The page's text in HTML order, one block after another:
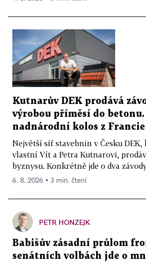
Kutnarův DEK prodává
výrobou příměsí do betonu.
nadnárodní kolos z Francie
Největší síť stavebnin v Česku DEK,
vlastní Vít a Petra Kutnarovi,
byznysu. Konkrétně jde o dva
6. 8. 2026 ▪ 3 min. čtení
PETR HONZEJK
Babišův zásadní průlom
senátních volbách jde o